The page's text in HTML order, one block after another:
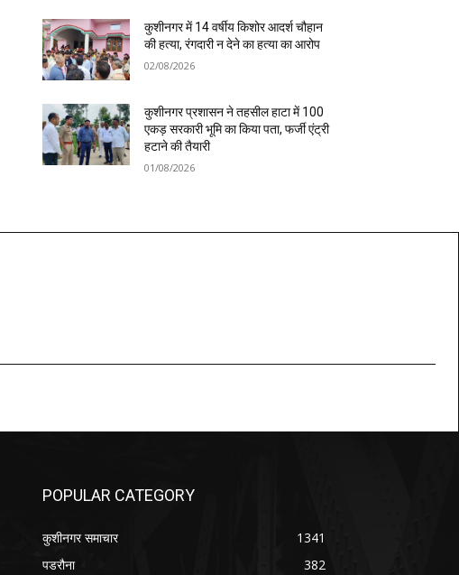
कुशीनगर में 14 वर्षीय किशोर आदर्श चौहान
की हत्या, रंगदारी न देने का हत्या का आरोप
02/08/2026
कुशीनगर प्रशासन ने तहसील हाटा में 100
एकड़ सरकारी भूमि का किया पता, फर्जी एंट्री
हटाने की तैयारी
01/08/2026
POPULAR CATEGORY
कुशीनगर समाचार
1341
पडरौना
382